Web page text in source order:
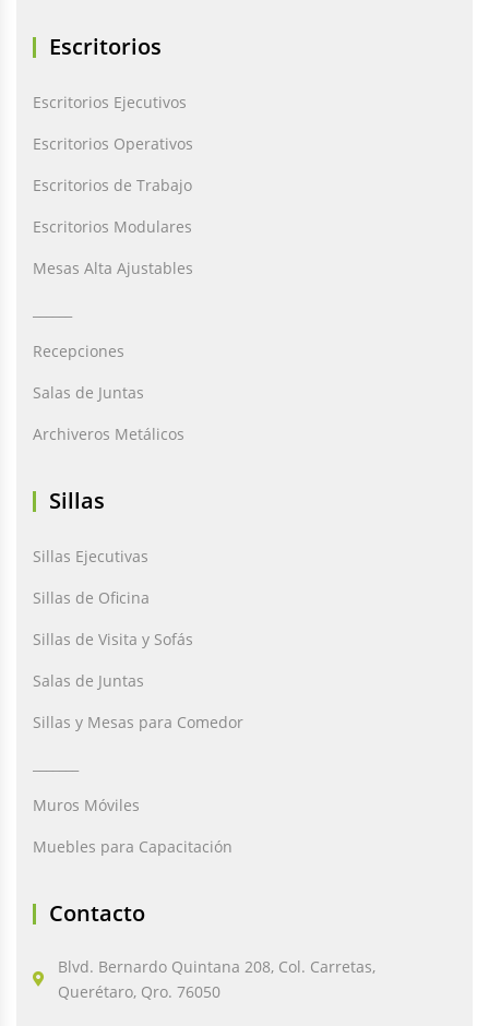
Escritorios
Escritorios Ejecutivos
Escritorios Operativos
Escritorios de Trabajo
Escritorios Modulares
Mesas Alta Ajustables
Recepciones
Salas de Juntas
Archiveros Metálicos
Sillas
Sillas Ejecutivas
Sillas de Oficina
Sillas de Visita y Sofás
Salas de Juntas
Sillas y Mesas para Comedor
Muros Móviles
Muebles para Capacitación
Contacto
Blvd. Bernardo Quintana 208, Col. Carretas,
Querétaro, Qro. 76050